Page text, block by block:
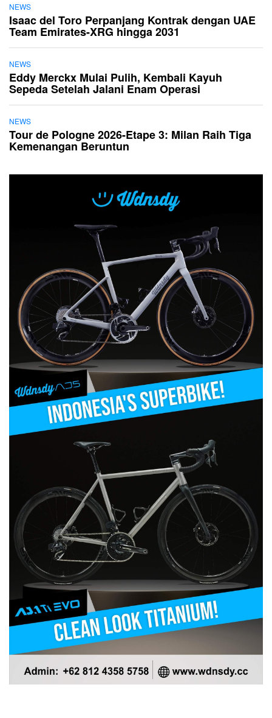
NEWS
Isaac del Toro Perpanjang Kontrak dengan UAE
Team Emirates-XRG hingga 2031
NEWS
Eddy Merckx Mulai Pulih, Kembali Kayuh
Sepeda Setelah Jalani Enam Operasi
NEWS
Tour de Pologne 2026-Etape 3: Milan Raih Tiga
Kemenangan Beruntun